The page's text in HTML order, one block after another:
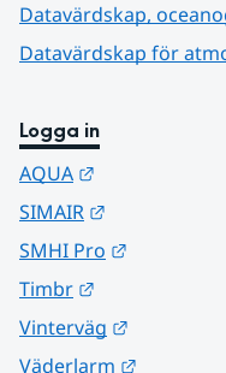
Datavärdskap,
Datavärdskap för
Logga in
AQUA
SIMAIR
SMHI Pro
Timbr
Vinterväg
Väderlarm